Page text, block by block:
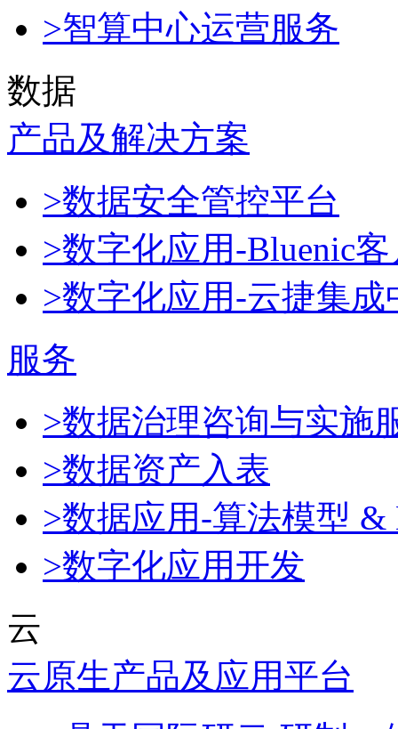
>智算中心运营服务
数据
产品及解决方案
>数据安全管控平台
>数字化应用-Bluenic
>数字化应用-云捷集成
服务
>数据治理咨询与实施
>数据资产入表
>数据应用-算法模型 &
>数字化应用开发
云
云原生产品及应用平台